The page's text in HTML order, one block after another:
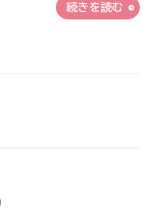
続きを読む